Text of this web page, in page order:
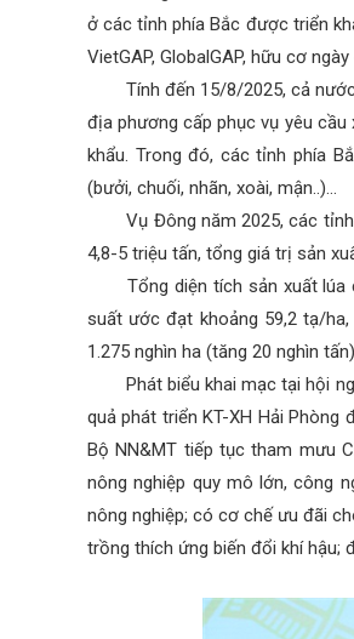
ở các tỉnh phía Bắc được triển
VietGAP, GlobalGAP, hữu cơ
Tính đến 15/8/2025, cả
địa phương cấp phục vụ yêu
khẩu. Trong đó, các tỉnh phía
(bưởi, chuối, nhãn, xoài, mận..)…
Vụ Đông năm 2025, các
4,8-5 triệu tấn, tổng giá trị sản
Tổng diện tích sản xuất
suất ước đạt khoảng 59,2 tạ/
1.275 nghìn ha (tăng 20 nghìn
Phát biểu khai mạc tại hội
quả phát triển KT-XH Hải Phòng
Bộ NN&MT tiếp tục tham mưu
nông nghiệp quy mô lớn, công
nông nghiệp; có cơ chế ưu đãi
trồng thích ứng biến đổi khí hậu;